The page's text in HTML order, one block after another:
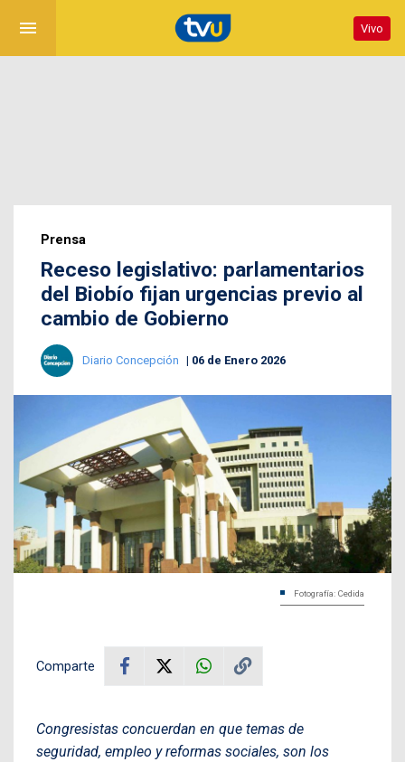
menu Vivo
Prensa
Receso legislativo: parlamentarios
del Biobío fijan urgencias previo al
cambio de Gobierno
Diario Concepción 06 de Enero 2026
Fotografía: Cedida
Comparte
Congresistas concuerdan en que temas de
seguridad, empleo y reformas sociales, son los